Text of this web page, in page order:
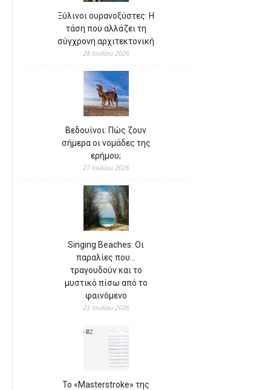
Ξύλινοι ουρανοξύστες: Η
τάση που αλλάζει τη
σύγχρονη αρχιτεκτονική
28 Ιουλίου 2026
Βεδουίνοι: Πώς ζουν
σήμερα οι νομάδες της
ερήμου;
27 Ιουλίου 2026
Singing Beaches: Οι
παραλίες που…
τραγουδούν και το
μυστικό πίσω από το
φαινόμενο
23 Ιουλίου 2026
Το «Masterstroke» της